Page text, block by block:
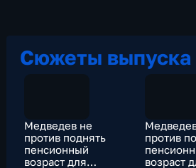
Сюжеты выпуска
Медведев не
против поднять
пенсионный
возраст для
против
возраст